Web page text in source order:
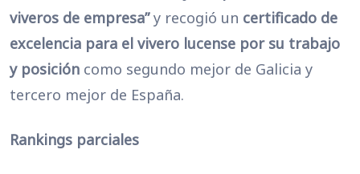
viveros de empresa”y recogió un certificado de
excelencia para el vivero lucense por su trabajo
y posición como segundo mejor de Galicia y
tercero mejor de España.
Rankings parciales